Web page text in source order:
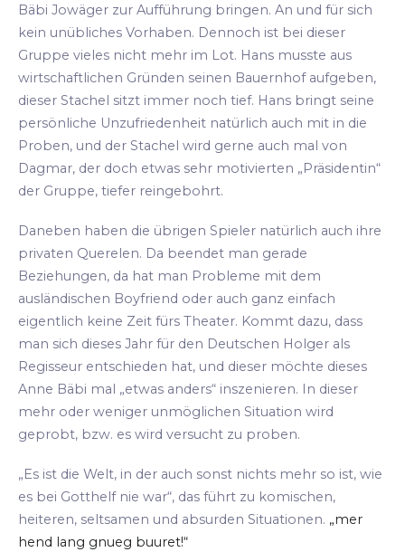
Bäbi Jowäger zur Aufführung bringen. An und für sich
kein unübliches Vorhaben. Dennoch ist bei dieser
Gruppe vieles nicht mehr im Lot. Hans musste aus
wirtschaftlichen Gründen seinen Bauernhof aufgeben,
dieser Stachel sitzt immer noch tief. Hans bringt seine
persönliche Unzufriedenheit natürlich auch mit in die
Proben, und der Stachel wird gerne auch mal von
Dagmar, der doch etwas sehr motivierten „Präsidentin“
der Gruppe, tiefer reingebohrt.
Daneben haben die übrigen Spieler natürlich auch ihre
privaten Querelen. Da beendet man gerade
Beziehungen, da hat man Probleme mit dem
ausländischen Boyfriend oder auch ganz einfach
eigentlich keine Zeit fürs Theater. Kommt dazu, dass
man sich dieses Jahr für den Deutschen Holger als
Regisseur entschieden hat, und dieser möchte dieses
Anne Bäbi mal „etwas anders“ inszenieren. In dieser
mehr oder weniger unmöglichen Situation wird
geprobt, bzw. es wird versucht zu proben.
„Es ist die Welt, in der auch sonst nichts mehr so ist, wie
es bei Gotthelf nie war“, das führt zu komischen,
heiteren, seltsamen und absurden Situationen. „mer
hend lang gnueg buuret!“